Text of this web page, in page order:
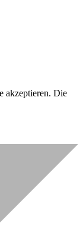
akzeptieren. Die